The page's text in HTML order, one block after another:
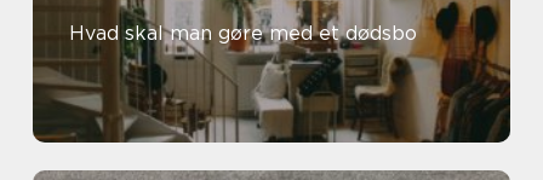
Hvad skal man gøre med et dødsbo